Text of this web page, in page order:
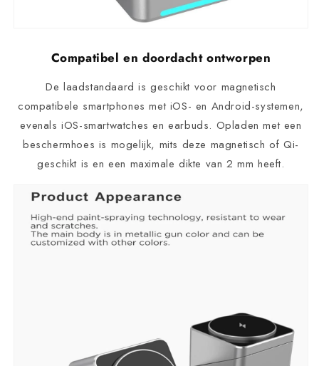
Compatibel en doordacht ontworpen
De laadstandaard is geschikt voor magnetisch
compatibele smartphones met iOS- en Android-systemen,
evenals iOS-smartwatches en earbuds. Opladen met een
beschermhoes is mogelijk, mits deze magnetisch of Qi-
geschikt is en een maximale dikte van 2 mm heeft.